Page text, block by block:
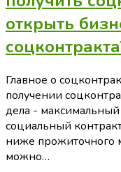
открыть
Главное о
получении
дела -
социальный
ниже прожиточного
можно…